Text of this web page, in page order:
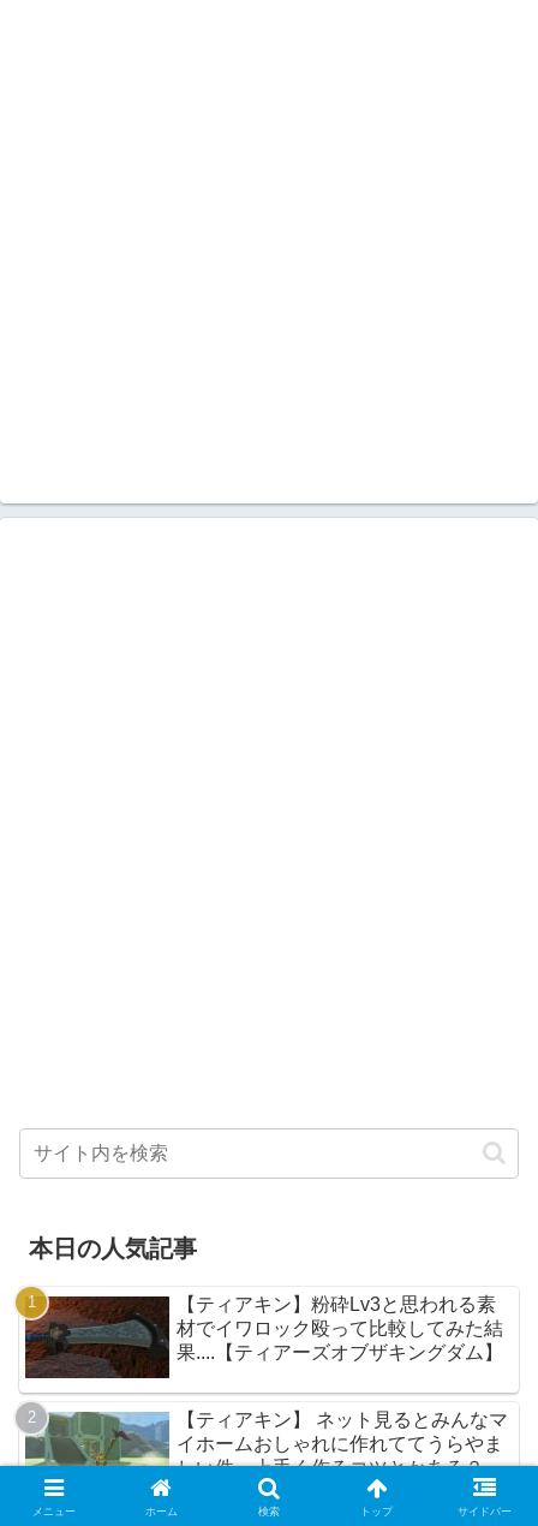
本日の人気記事
【ティアキン】粉砕Lv3と思われる素
材でイワロック殴って比較してみた結
果....【ティアーズオブザキングダム】
【ティアキン】 ネット見るとみんなマ
イホームおしゃれに作れててうらやま
しい件....上手く作るコツとかある？
【ティアーズオブザキングダム】
メニュー ホーム 検索 トップ サイドバー